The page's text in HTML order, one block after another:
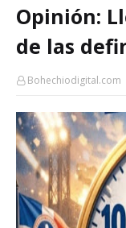
Opinión:
de las
Bohechiodigital.com